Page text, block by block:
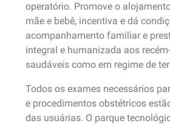
operatório. Promove o
mãe e bebê, incentiva e dá
acompanhamento familiar e
integral e humanizada aos
saudáveis como em regime de
Todos os exames necessários
e procedimentos obstétricos
das usuárias. O parque